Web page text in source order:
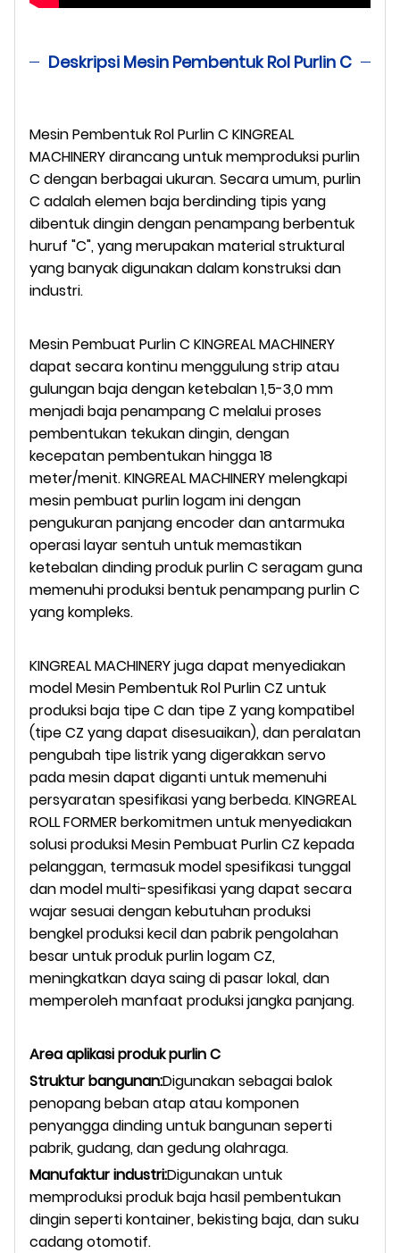
Deskripsi Mesin Pembentuk Rol Purlin C
Mesin Pembentuk Rol Purlin C KINGREAL
MACHINERY dirancang untuk memproduksi purlin
C dengan berbagai ukuran. Secara umum, purlin
C adalah elemen baja berdinding tipis yang
dibentuk dingin dengan penampang berbentuk
huruf "C", yang merupakan material struktural
yang banyak digunakan dalam konstruksi dan
industri.
Mesin Pembuat Purlin C KINGREAL MACHINERY
dapat secara kontinu menggulung strip atau
gulungan baja dengan ketebalan 1,5-3,0 mm
menjadi baja penampang C melalui proses
pembentukan tekukan dingin, dengan
kecepatan pembentukan hingga 18
meter/menit. KINGREAL MACHINERY melengkapi
mesin pembuat purlin logam ini dengan
pengukuran panjang encoder dan antarmuka
operasi layar sentuh untuk memastikan
ketebalan dinding produk purlin C seragam guna
memenuhi produksi bentuk penampang purlin C
yang kompleks.
KINGREAL MACHINERY juga dapat menyediakan
model Mesin Pembentuk Rol Purlin CZ untuk
produksi baja tipe C dan tipe Z yang kompatibel
(tipe CZ yang dapat disesuaikan), dan peralatan
pengubah tipe listrik yang digerakkan servo
pada mesin dapat diganti untuk memenuhi
persyaratan spesifikasi yang berbeda. KINGREAL
ROLL FORMER berkomitmen untuk menyediakan
solusi produksi Mesin Pembuat Purlin CZ kepada
pelanggan, termasuk model spesifikasi tunggal
dan model multi-spesifikasi yang dapat secara
wajar sesuai dengan kebutuhan produksi
bengkel produksi kecil dan pabrik pengolahan
besar untuk produk purlin logam CZ,
meningkatkan daya saing di pasar lokal, dan
memperoleh manfaat produksi jangka panjang.
Area aplikasi produk purlin C
Struktur bangunan:Digunakan sebagai balok
penopang beban atap atau komponen
penyangga dinding untuk bangunan seperti
pabrik, gudang, dan gedung olahraga.
Manufaktur industri:Digunakan untuk
memproduksi produk baja hasil pembentukan
dingin seperti kontainer, bekisting baja, dan suku
cadang otomotif.